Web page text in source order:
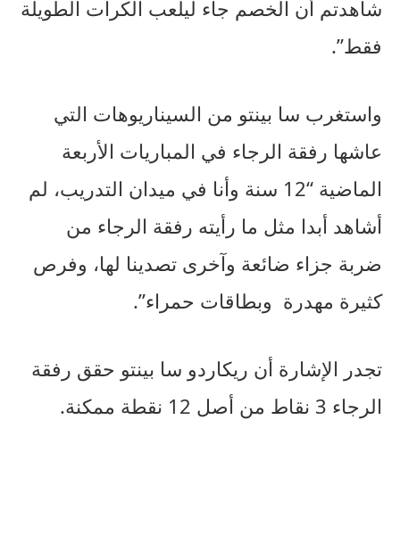
شاهدتم أن الخصم جاء ليلعب الكرات الطويلة
فقط”.
واستغرب سا بينتو من السيناريوهات التي
عاشها رفقة الرجاء في المباريات الأربعة
الماضية “12 سنة وأنا في ميدان التدريب، لم
أشاهد أبدا مثل ما رأيته رفقة الرجاء من
ضربة جزاء ضائعة وآخرى تصدينا لها، وفرص
كثيرة مهدرة وبطاقات حمراء”.
تجدر الإشارة أن ريكاردو سا بينتو حقق رفقة
الرجاء 3 نقاط من أصل 12 نقطة ممكنة.